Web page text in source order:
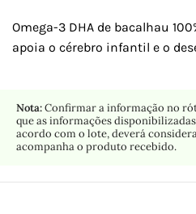
Omega-3 DHA de bacalhau
apoia o cérebro infantil e o
Nota:Confirmar a informação no
que as informações
acordo com o lote, deverá
acompanha o produto recebido.